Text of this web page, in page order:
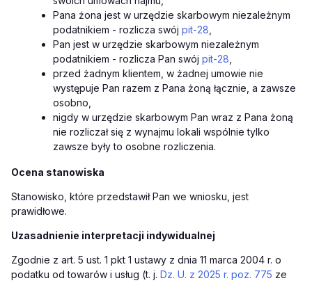
Pana żona jest w urzędzie skarbowym niezależnym
podatnikiem - rozlicza swój pit-28
Pan jest w urzędzie skarbowym niezależnym
podatnikiem - rozlicza Pan swój pit-28
przed żadnym klientem, w żadnej umowie nie
występuje Pan razem z Pana żoną łącznie, a zawsze
osobno,
nigdy w urzędzie skarbowym Pan wraz z Pana żoną
nie rozliczał się z wynajmu lokali wspólnie tylko
zawsze były to osobne rozliczenia.
Ocena stanowiska
Stanowisko, które przedstawił Pan we wniosku, jest
prawidłowe.
Uzasadnienie interpretacji indywidualnej
Zgodnie z art. 5 ust. 1 pkt 1 ustawy z dnia 11 marca 2004 r. o
podatku od towarów i usług (t. j. Dz. U. z 2025 r. poz. 775 ze